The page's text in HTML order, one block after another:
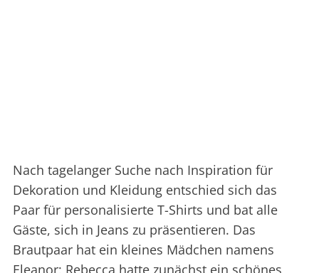
Nach tagelanger Suche nach Inspiration für
Dekoration und Kleidung entschied sich das
Paar für personalisierte T-Shirts und bat alle
Gäste, sich in Jeans zu präsentieren. Das
Brautpaar hat ein kleines Mädchen namens
Eleanor; Rebecca hatte zunächst ein schönes